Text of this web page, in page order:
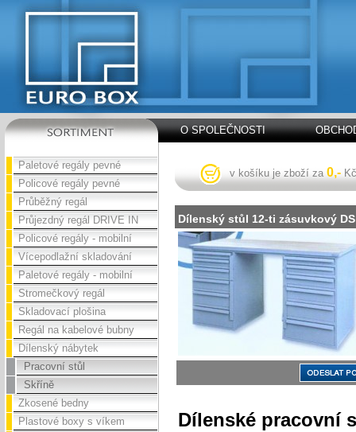
O SPOLEČNOSTI
Paletové regály pevné
Policové regály pevné
Průběžný regál
Průjezdný regál DRIVE IN
Policové regály - mobilní
Vícepodlažní skladování
Paletové regály - mobilní
Stromečkový regál
Skladovací plošina
Regál na kabelové bubny
Dílenský nábytek
Pracovní stůl
Skříně
Zkosené bedny
Plastové boxy s víkem
v košíku je zboží za 0,- Kč
Dílenský stůl 12-ti zásuvkový
Dílenské pracovní